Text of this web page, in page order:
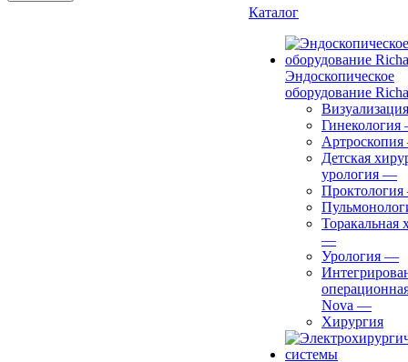
Каталог
Эндоскопическое
оборудование
Визуализация
Гинекология
Артроскопия
Детская
урология —
Проктология
Торакальная
—
Урология —
Nova —
Хирургия